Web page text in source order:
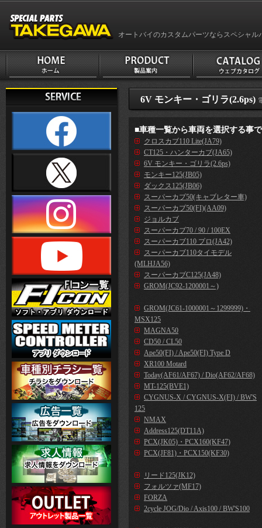
オートバイのカスタムパーツならスペシャル
6V モンキー・ゴリラ(2.6ps)
■車種一覧から車両を選択する事
クロスカブ110 Lite(JA79)
CT125・ハンターカブ(JA65)
6V モンキー・ゴリラ(2.6ps)
モンキー125(JB05)
ダックス125(JB06)
スーパーカブ50(キャブレター車)
スーパーカブ50(FI)(AA09)
ジョルカブ
スーパーカブ70 / 90 / 100EX
スーパーカブ110 プロ(JA42)
スーパーカブ110タイモデル
(MLHJA56)
スーパーカブC125(JA48)
GROM(JC92-1200001～)
GROM(JC61-1000001～1299999)・
MSX125
MAGNA50
CD50 / CL50
Ape50(FI) / Ape50(FI) Type D
XR100 Motard
Today(AF61/AF67) / Dio(AF62/AF68)
MT-125(BVE1)
CYGNUS-X / CYGNUS-X(FI) / BW'S
125
NMAX
Address125(DT11A)
PCX(JK05)・PCX160(KF47)
PCX(JF81)・PCX150(KF30)
リード125(JK12)
フォルツァ(MF17)
FORZA
2cycle JOG/Dio / Axis100 / BW'S100